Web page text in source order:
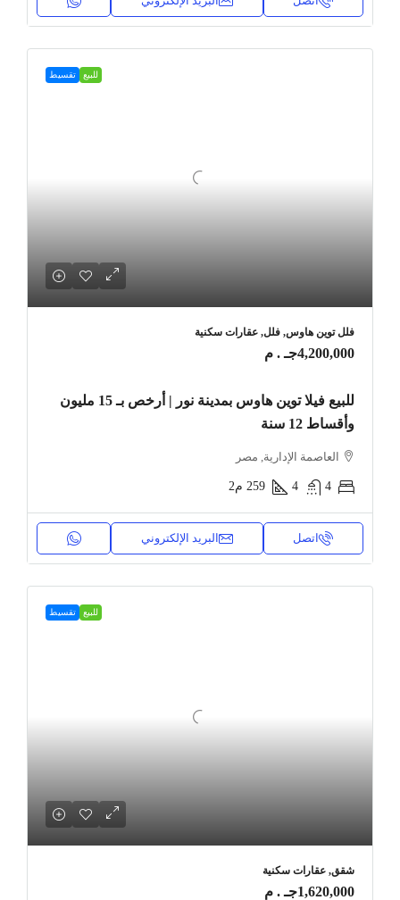
للبيع تقسيط
فلل توين هاوس, فلل, عقارات سكنية
4,200,000جـ . م
للبيع فيلا توين هاوس بمدينة نور | أرخص بـ 15 مليون
وأقساط 12 سنة
العاصمة الإدارية, مصر
4
4
259 م2
اتصل البريد الإلكتروني
للبيع تقسيط
شقق, عقارات سكنية
1,620,000جـ . م